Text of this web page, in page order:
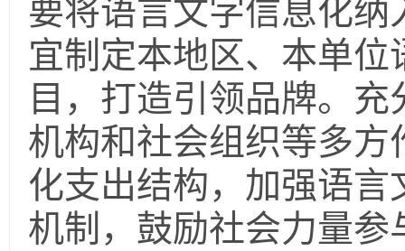
要将语言文字信息化
宜制定本地区、本单
目，打造引领品牌。
机构和社会组织等多
化支出结构，加强语
机制，鼓励社会力量